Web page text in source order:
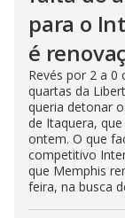
para o
é
Revés por 2 a 0
quartas da
queria detonar
de Itaquera,
ontem. O que
competitivo
que Memphis
feira, na busca